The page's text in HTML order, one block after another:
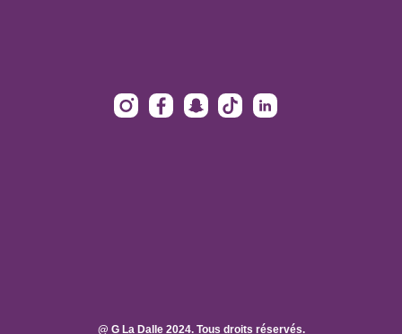
@ G La Dalle 2024. Tous droits réservés.